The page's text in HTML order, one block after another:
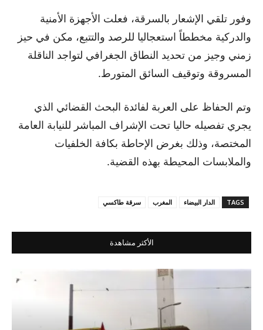
وفور تلقي الإشعار بالسرقة، فعلت الأجهزة الأمنية
والدركية مخططاً استعجاليا للرصد والتتبع، مكن في حيز
زمني وجيز من تحديد النطاق الجغرافي لتواجد الناقلة
المسروقة وتوقيف السائق المتورط.
وتم الحفاظ على العربة لفائدة البحث القضائي الذي
يجري تفصيله حاليا تحت الإشراف المباشر للنيابة العامة
المختصة، وذلك بغرض الإحاطة بكافة الخلفيات
والملابسات المحيطة بهذه القضية.
TAGS الدار البيضاء المغرب سرقة طاكسي
الأكثر مشاهدة